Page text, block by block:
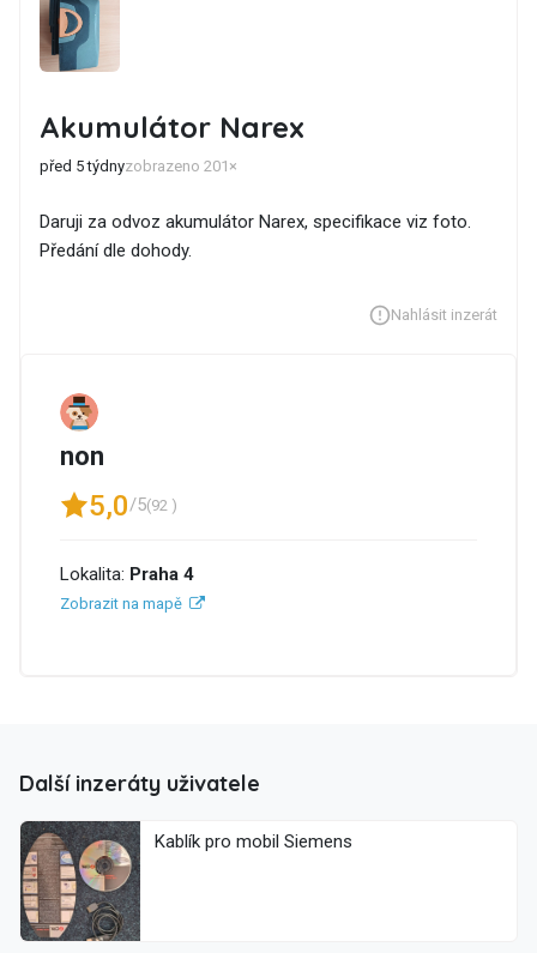
Akumulátor Narex
před 5 týdnyzobrazeno 201×
Daruji za odvoz akumulátor Narex, specifikace viz foto.
Předání dle dohody.
Nahlásit inzerát
non
5,0/5(92 )
Lokalita: Praha 4
Zobrazit na mapě
Další inzeráty uživatele
Kablík pro mobil Siemens